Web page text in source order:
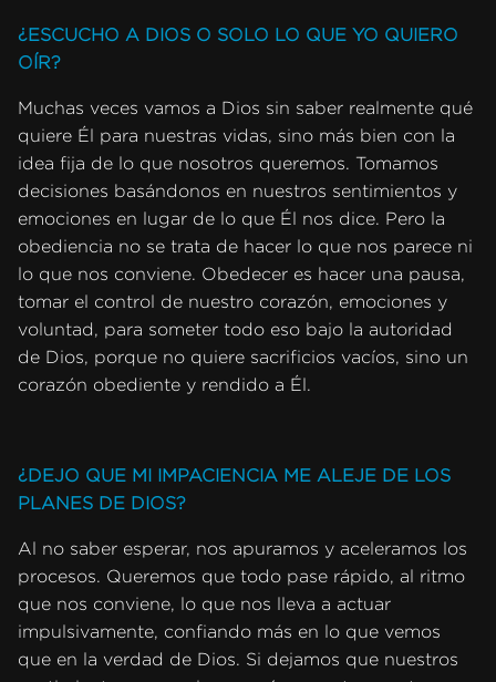
¿ESCUCHO A DIOS O SOLO LO QUE YO QUIERO
OÍR?
Muchas veces vamos a Dios sin saber realmente qué
quiere Él para nuestras vidas, sino más bien con la
idea fija de lo que nosotros queremos. Tomamos
decisiones basándonos en nuestros sentimientos y
emociones en lugar de lo que Él nos dice. Pero la
obediencia no se trata de hacer lo que nos parece ni
lo que nos conviene. Obedecer es hacer una pausa,
tomar el control de nuestro corazón, emociones y
voluntad, para someter todo eso bajo la autoridad
de Dios, porque no quiere sacrificios vacíos, sino un
corazón obediente y rendido a Él.
¿DEJO QUE MI IMPACIENCIA ME ALEJE DE LOS
PLANES DE DIOS?
Al no saber esperar, nos apuramos y aceleramos los
procesos. Queremos que todo pase rápido, al ritmo
que nos conviene, lo que nos lleva a actuar
impulsivamente, confiando más en lo que vemos
que en la verdad de Dios. Si dejamos que nuestros